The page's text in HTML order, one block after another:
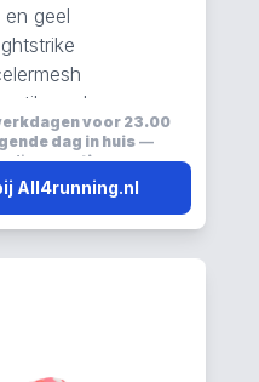
en geel
en
voor 23.00
dag in huis —
gratis
All4running.nl